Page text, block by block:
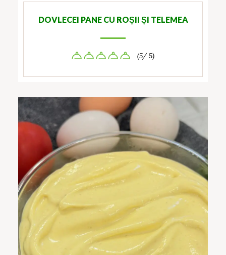
DOVLECEI PANE CU ROȘII ȘI TELEMEA
(5/ 5)